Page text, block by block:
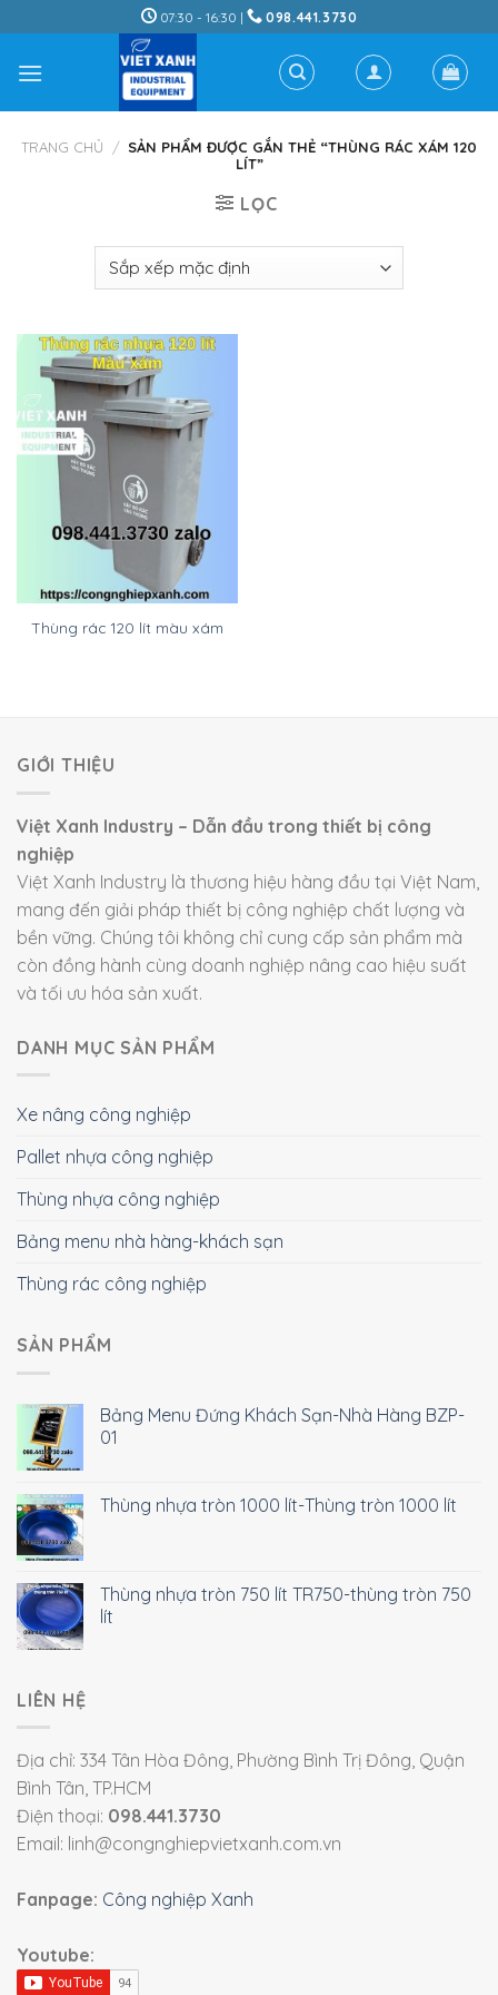
to
content
07:30 - 16:30 | 098.441.3730
TRANG CHỦ / SẢN PHẨM ĐƯỢC GẮN THẺ “THÙNG RÁC XÁM 120
LÍT”
LỌC
Thùng rác 120 lít màu xám
GIỚI THIỆU
Việt Xanh Industry – Dẫn đầu trong thiết bị công
nghiệp
Việt Xanh Industry là thương hiệu hàng đầu tại Việt Nam,
mang đến giải pháp thiết bị công nghiệp chất lượng và
bền vững. Chúng tôi không chỉ cung cấp sản phẩm mà
còn đồng hành cùng doanh nghiệp nâng cao hiệu suất
và tối ưu hóa sản xuất.
DANH MỤC SẢN PHẨM
Xe nâng công nghiệp
Pallet nhựa công nghiệp
Thùng nhựa công nghiệp
Bảng menu nhà hàng-khách sạn
Thùng rác công nghiệp
SẢN PHẨM
Bảng Menu Đứng Khách Sạn-Nhà Hàng BZP-
01
Thùng nhựa tròn 1000 lít-Thùng tròn 1000 lít
Thùng nhựa tròn 750 lít TR750-thùng tròn 750
lít
LIÊN HỆ
Địa chỉ: 334 Tân Hòa Đông, Phường Bình Trị Đông, Quận
Bình Tân, TP.HCM
Điện thoại: 098.441.3730
Email: linh@congnghiepvietxanh.com.vn
Fanpage: Công nghiệp Xanh
Youtube: